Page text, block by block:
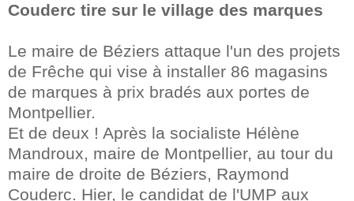
Couderc tire sur le village des marques
Le maire de Béziers attaque l'un des projets
de Frêche qui vise à installer 86 magasins
de marques à prix bradés aux portes de
Montpellier.
Et de deux ! Après la socialiste Hélène
Mandroux, maire de Montpellier, au tour du
maire de droite de Béziers, Raymond
Couderc. Hier, le candidat de l'UMP aux